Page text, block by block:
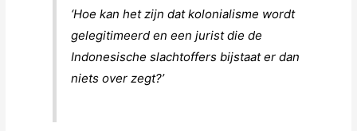
‘Hoe kan het zijn dat kolonialisme wordt
gelegitimeerd en een jurist die de
Indonesische slachtoffers bijstaat er dan
niets over zegt?’